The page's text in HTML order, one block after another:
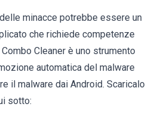
minacce potrebbe essere un
che richiede competenze
Cleaner è uno strumento
automatica del malware
il malware dai Android. Scaricalo
sotto: